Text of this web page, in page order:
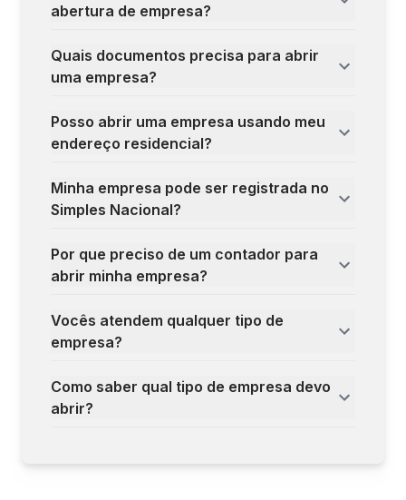
abertura de empresa?
Quais documentos precisa para abrir
uma empresa?
Posso abrir uma empresa usando meu
endereço residencial?
Minha empresa pode ser registrada no
Simples Nacional?
Por que preciso de um contador para
abrir minha empresa?
Vocês atendem qualquer tipo de
empresa?
Como saber qual tipo de empresa devo
abrir?